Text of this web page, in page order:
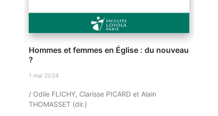
Hommes et femmes en Église : du nouveau
?
1 mai 2024
/ Odile FLICHY, Clarisse PICARD et Alain
THOMASSET (dir.)